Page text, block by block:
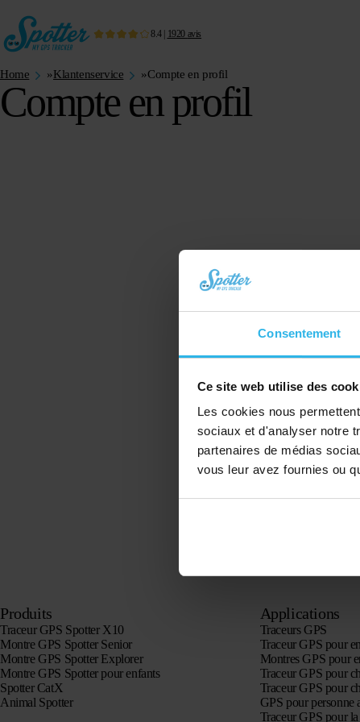
Consentement
Ce site web utilise des
Les cookies nous
sociaux et d'analyser notre
partenaires de médias
vous leur avez fournies ou
8.4| 1920 avis
Home »Klantenservice »Compte en profil
Compte en profil
Produits
Traceur GPS Spotter X10
Montre GPS Spotter Senior
Montre GPS Spotter Explorer
Montre GPS Spotter pour enfants
Spotter CatX
Animal Spotter
Applications
Traceurs GPS
Traceur GPS pour
Montres GPS pour
Traceur GPS pour
Traceur GPS pour
GPS pour personne
Traceur GPS pour